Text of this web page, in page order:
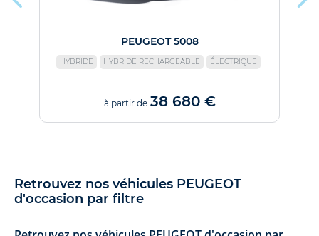
PEUGEOT 5008
HYBRIDE HYBRIDE RECHARGEABLE ÉLECTRIQUE
à partir de 38 680 €
Retrouvez nos véhicules PEUGEOT
d'occasion par filtre